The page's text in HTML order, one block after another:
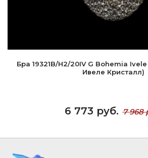
Бра 19321B/H2/20IV G Bohemia
Ивеле Кристалл)
6 773 руб. 7 968